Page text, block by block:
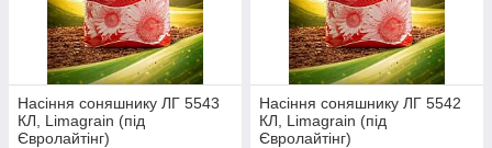
Насіння соняшнику ЛГ 5543
КЛ, Limagrain (під
Євролайтінг)
Насіння соняшнику ЛГ 5542
КЛ, Limagrain (під
Євролайтінг)